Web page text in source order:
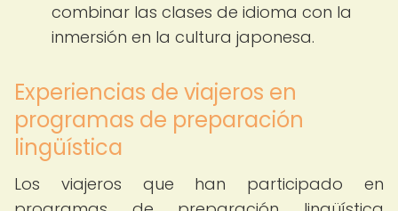
combinar las clases de idioma con la
inmersión en la cultura japonesa.
Experiencias de viajeros en
programas de preparación
lingüística
Los viajeros que han participado en